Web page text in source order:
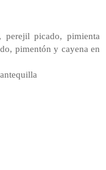
picado, pimienta
pimentón y cayena en